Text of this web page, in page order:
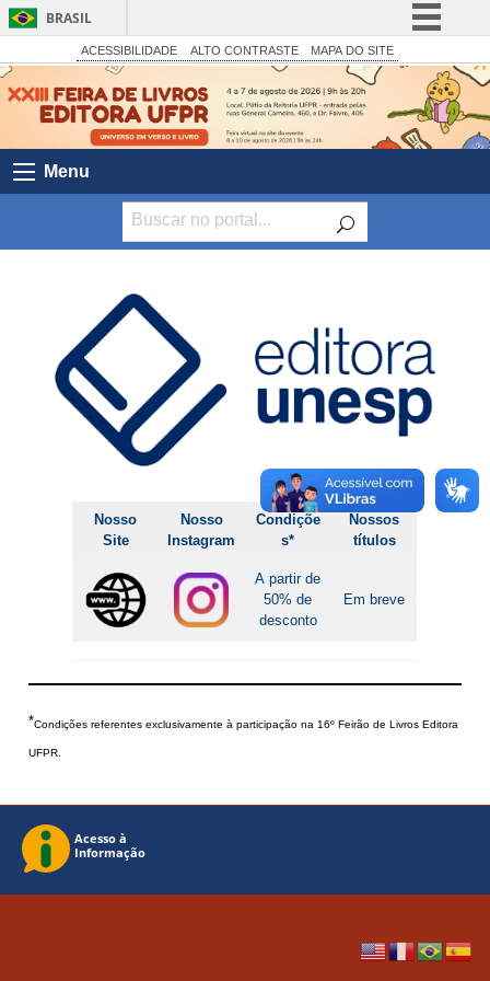
BRASIL
Simplifique!
Comunica BR
Legislação
Canais
ACESSIBILIDADE ALTO CONTRASTE MAPA DO SITE
Menu
Nosso
Site
Nosso
Instagram
Condiçõe
s*
Nossos
títulos
A partir de
50% de
desconto
Em breve
*Condições referentes exclusivamente à participação na 16º Feirão de Livros Editora
UFPR.